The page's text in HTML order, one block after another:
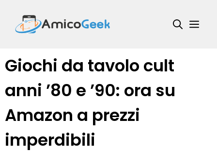
contenuto
Giochi da tavolo cult
anni ’80 e ’90: ora su
Amazon a prezzi
imperdibili